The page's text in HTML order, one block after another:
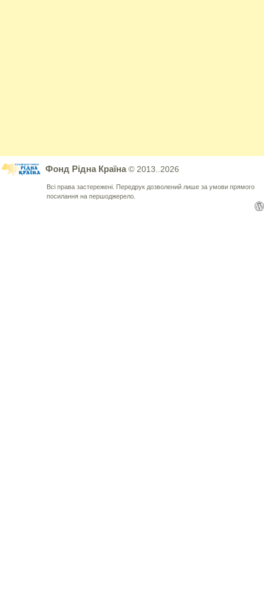
Фонд Рідна Країна© 2013..2026
Всі права застережені. Передрук дозволений лише за умови прямого
посилання на першоджерело.